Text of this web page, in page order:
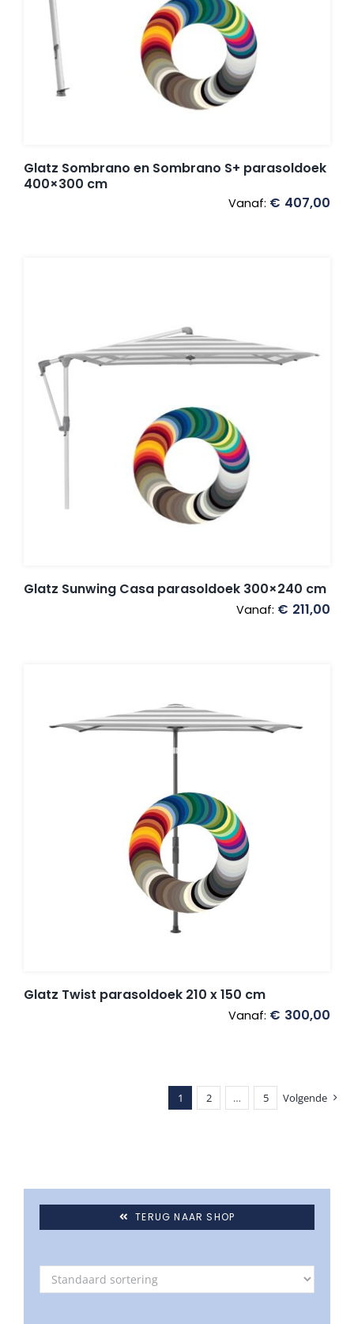
Glatz Sombrano en Sombrano S+ parasoldoek
400×300 cm
Vanaf: € 407,00
Glatz Sunwing Casa parasoldoek 300×240 cm
Vanaf: € 211,00
Glatz Twist parasoldoek 210 x 150 cm
Vanaf: € 300,00
1 2 … 5 Volgende
TERUG NAAR SHOP